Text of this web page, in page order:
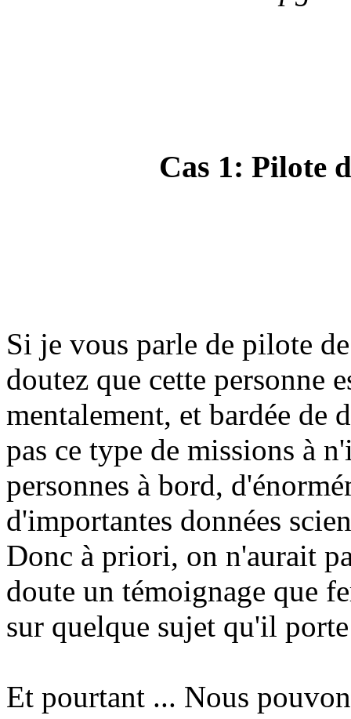
Cas 1: Pilote
Si je vous parle de pilote
doutez que cette personne
mentalement, et bardée de
pas ce type de missions à
personnes à bord,
d'importantes données
Donc à priori, on n'aurait
doute un témoignage que
sur quelque sujet qu'il
Et pourtant ... Nous